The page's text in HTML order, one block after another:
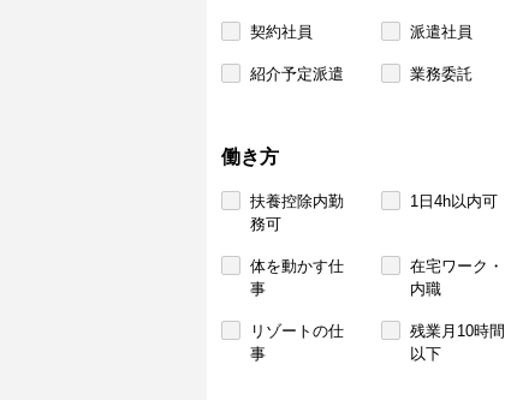
契約社員 派遣社員
紹介予定派遣 業務委託
働き方
扶養控除内勤
務可
1日4h以内可
体を動かす仕
事
在宅ワーク・
内職
リゾートの仕
事
残業月10時間
以下